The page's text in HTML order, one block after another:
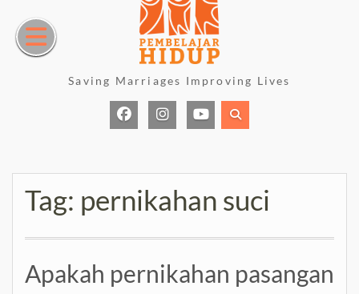
content
Saving Marriages Improving Lives
Tag: pernikahan suci
Apakah pernikahan pasangan